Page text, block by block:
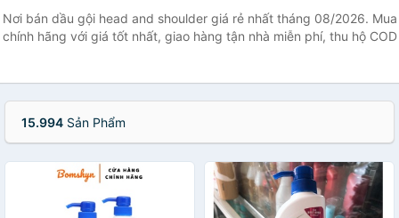
Shop
Nơi bán dầu gội head and shoulder giá rẻ nhất tháng 08/2026. Mua
chính hãng với giá tốt nhất, giao hàng tận nhà miễn phí, thu hộ COD
15.994 Sản Phẩm